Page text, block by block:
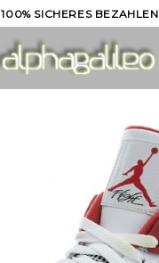
100% SICHERES BEZAHLEN